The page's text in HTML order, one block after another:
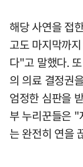
해당 사연을 접
고도 마지막까
다"고 말했다.
의 의료 결정권
엄정한 심판을
부 누리꾼들은 "
는 완전히 연을